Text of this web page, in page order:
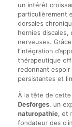
un intérêt
particulièrement
dorsales
hernies discales,
nerveuses.
l’intégration
thérapeutique
redonnant
persistantes et
À la tête de
Desforges, un
naturopathie, et
fondateur des